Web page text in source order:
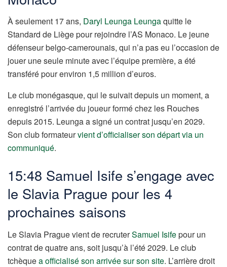
À seulement 17 ans, Daryl Leunga Leungaquitte le
Standard de Liège pour rejoindre l’AS Monaco. Le jeune
défenseur belgo-camerounais, qui n’a pas eu l’occasion de
jouer une seule minute avec l’équipe première, a été
transféré pour environ 1,5 million d’euros.
Le club monégasque, qui le suivait depuis un moment, a
enregistré l’arrivée du joueur formé chez les Rouches
depuis 2015. Leunga a signé un contrat jusqu’en 2029.
Son club formateurvient d’officialiser son départ via un
communiqué.
15:48 Samuel Isife s’engage avec
le Slavia Prague pour les 4
prochaines saisons
Le Slavia Prague vient de recruterSamuel Isifepour un
contrat de quatre ans, soit jusqu’à l’été 2029. Le club
tchèquea officialisé son arrivée sur son site. L’arrière droit